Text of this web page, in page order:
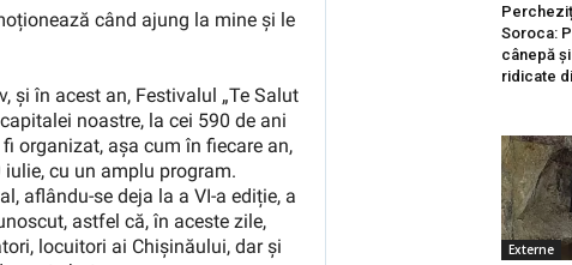
Soroca:
cânepă
ridicate
Externe